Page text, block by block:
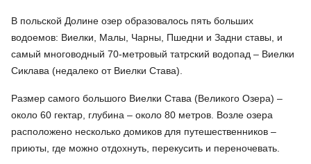
В польской Долине озер образовалось пять больших
водоемов: Виелки, Малы, Чарны, Пшедни и Задни ставы, и
самый многоводный 70-метровый татрский водопад – Виелки
Сиклава (недалеко от Виелки Става).
Размер самого большого Виелки Става (Великого Озера) –
около 60 гектар, глубина – около 80 метров. Возле озера
расположено несколько домиков для путешественников –
приюты, где можно отдохнуть, перекусить и переночевать.